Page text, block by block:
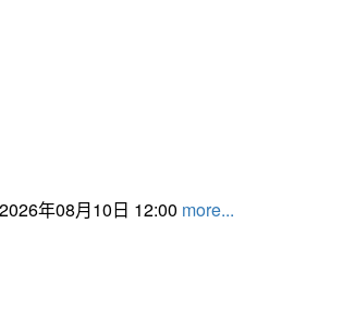
年08月10日 12:00 more...